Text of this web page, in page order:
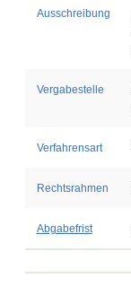
Ausschreibung
Vergabestelle
Verfahrensart
Rechtsrahmen
Abgabefrist